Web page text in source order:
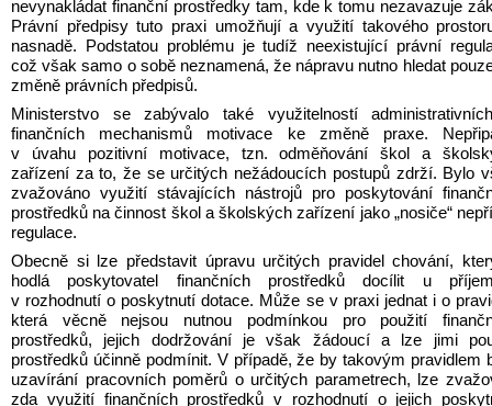
nevynakládat finanční prostředky tam, kde k tomu nezavazuje
Právní předpisy tuto praxi umožňují a využití takového
nasnadě. Podstatou problému je tudíž neexistující právní
což však samo o sobě neznamená, že nápravu nutno hledat
změně právních předpisů.
Ministerstvo se zabývalo také využitelností
finančních mechanismů motivace ke změně praxe.
v úvahu pozitivní motivace, tzn. odměňování škol a
zařízení za to, že se určitých nežádoucích postupů zdrží. Bylo
zvažováno využití stávajících nástrojů pro poskytování
prostředků na činnost škol a školských zařízení jako „nosiče“
regulace.
Obecně si lze představit úpravu určitých pravidel chování,
hodlá poskytovatel finančních prostředků docílit u
v rozhodnutí o poskytnutí dotace. Může se v praxi jednat i o
která věcně nejsou nutnou podmínkou pro použití
prostředků, jejich dodržování je však žádoucí a lze jimi
prostředků účinně podmínit. V případě, že by takovým pravidlem
uzavírání pracovních poměrů o určitých parametrech, lze
zda využití finančních prostředků v rozhodnutí o jejich